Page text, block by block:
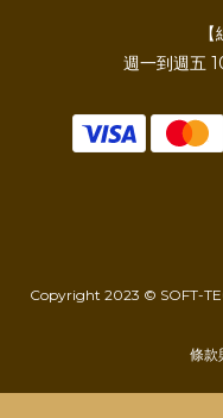
週一到週五
Copyright 2023 © SOFT-
條款